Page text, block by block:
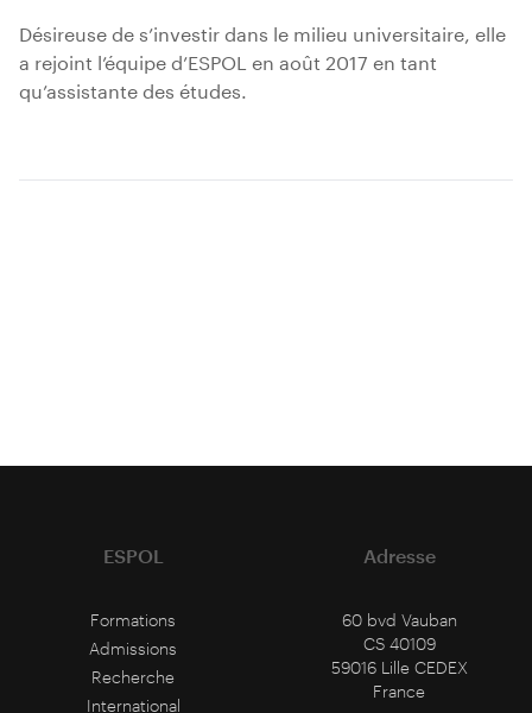
Désireuse de s’investir dans le milieu universitaire, elle
a rejoint l’équipe d’ESPOL en août 2017 en tant
qu’assistante des études.
ESPOL
Formations
Admissions
Recherche
International
Adresse
60 bvd Vauban
CS 40109
59016 Lille CEDEX
France